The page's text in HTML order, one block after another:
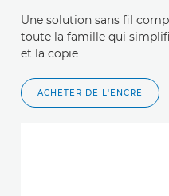
Une solution sans fil
toute la famille qui
et la copie
ACHETER DE L'ENCRE